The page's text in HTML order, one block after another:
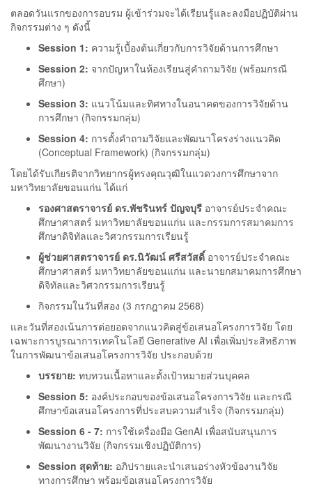
ตลอดวันแรกของการอบรม ผู้เข้าร่วมจะได้เรียนรู้และลงมือปฏิบัติผ่าน
กิจกรรมต่าง ๆ ดังนี้
Session 1: ความรู้เบื้องต้นเกี่ยวกับการวิจัยด้านการศึกษา
Session 2: จากปัญหาในห้องเรียนสู่คำถามวิจัย (พร้อมกรณี
ศึกษา)
Session 3: แนวโน้มและทิศทางในอนาคตของการวิจัยด้าน
การศึกษา (กิจกรรมกลุ่ม)
Session 4: การตั้งคำถามวิจัยและพัฒนาโครงร่างแนวคิด
(Conceptual Framework) (กิจกรรมกลุ่ม)
โดยได้รับเกียรติจากวิทยากรผู้ทรงคุณวุฒิในแวดวงการศึกษาจาก
มหาวิทยาลัยขอนแก่น ได้แก่
รองศาสตราจารย์ ดร.พัชรินทร์ ปัญจบุรี อาจารย์ประจำคณะ
ศึกษาศาสตร์ มหาวิทยาลัยขอนแก่น และกรรมการสมาคมการ
ศึกษาดิจิทัลและวิศวกรรมการเรียนรู้
ผู้ช่วยศาสตราจารย์ ดร.นิวัฒน์ ศรีสวัสดิ์ อาจารย์ประจำคณะ
ศึกษาศาสตร์ มหาวิทยาลัยขอนแก่น และนายกสมาคมการศึกษา
ดิจิทัลและวิศวกรรมการเรียนรู้
กิจกรรมในวันที่สอง (3 กรกฎาคม 2568)
และวันที่สองเน้นการต่อยอดจากแนวคิดสู่ข้อเสนอโครงการวิจัย โดย
เฉพาะการบูรณาการเทคโนโลยี Generative AI เพื่อเพิ่มประสิทธิภาพ
ในการพัฒนาข้อเสนอโครงการวิจัย ประกอบด้วย
บรรยาย: ทบทวนเนื้อหาและตั้งเป้าหมายส่วนบุคคล
Session 5: องค์ประกอบของข้อเสนอโครงการวิจัย และกรณี
ศึกษาข้อเสนอโครงการที่ประสบความสำเร็จ (กิจกรรมกลุ่ม)
Session 6 - 7: การใช้เครื่องมือ GenAI เพื่อสนับสนุนการ
พัฒนางานวิจัย (กิจกรรมเชิงปฏิบัติการ)
Session สุดท้าย: อภิปรายและนำเสนอร่างหัวข้องานวิจัย
ทางการศึกษา พร้อมข้อเสนอโครงการวิจัย